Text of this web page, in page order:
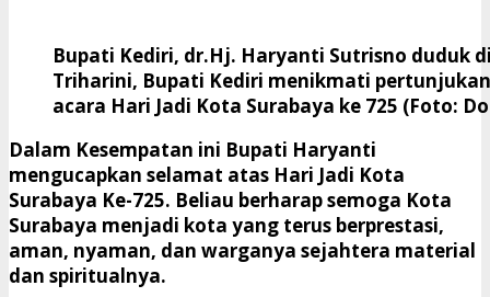
Bupati Kediri, dr.Hj. Haryanti Sutrisno duduk
Triharini, Bupati Kediri menikmati
acara Hari Jadi Kota Surabaya ke 725 (Foto:
Dalam Kesempatan ini Bupati Haryanti
mengucapkan selamat atas Hari Jadi Kota
Surabaya Ke-725. Beliau berharap semoga Kota
Surabaya menjadi kota yang terus berprestasi,
aman, nyaman, dan warganya sejahtera material
dan spiritualnya.